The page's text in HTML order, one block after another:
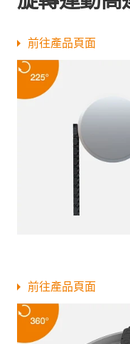
前往產品頁面
前往產品頁面